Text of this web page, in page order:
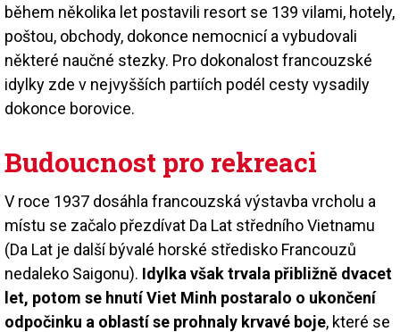
během několika let postavili resort se 139 vilami, hotely,
poštou, obchody, dokonce nemocnicí a vybudovali
některé naučné stezky. Pro dokonalost francouzské
idylky zde v nejvyšších partiích podél cesty vysadily
dokonce borovice.
Budoucnost pro rekreaci
V roce 1937 dosáhla francouzská výstavba vrcholu a
místu se začalo přezdívat Da Lat středního Vietnamu
(Da Lat je další bývalé horské středisko Francouzů
nedaleko Saigonu). Idylka však trvala přibližně dvacet
let, potom se hnutí Viet Minh postaralo o ukončení
odpočinku a oblastí se prohnaly krvavé boje, které se